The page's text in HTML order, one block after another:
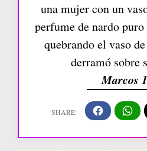
una mujer con un
perfume de nardo
quebrando el vaso
derramó sobre
Marcos